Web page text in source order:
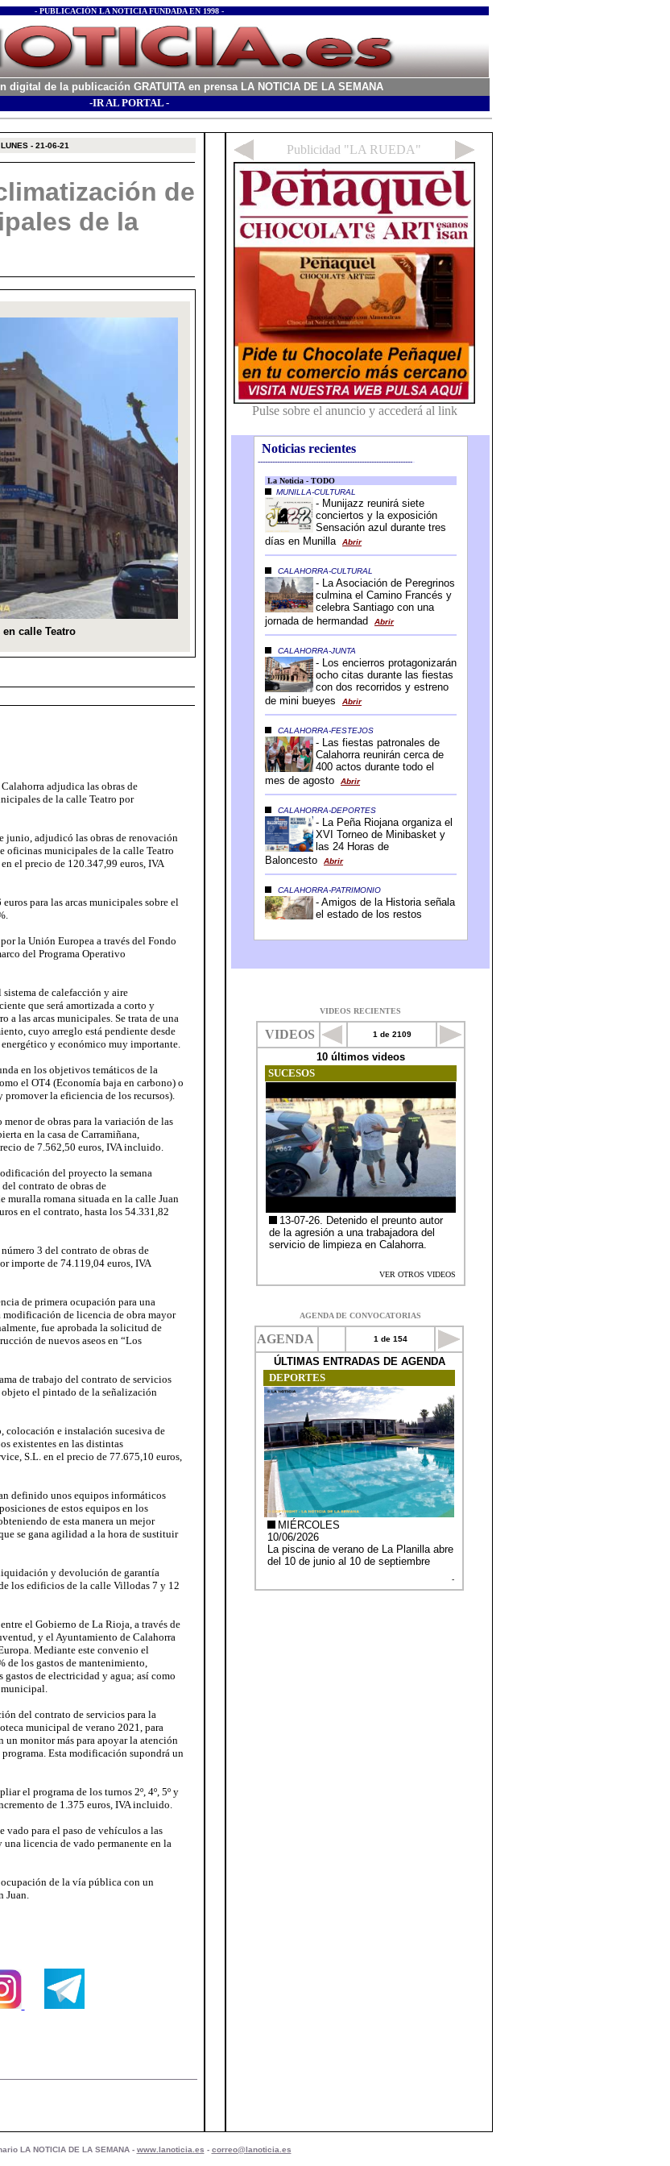
- PUBLICACIÓN LA NOTICIA FUNDADA EN 1998 -
digital de la publicación GRATUITA en prensa LA NOTICIA DE LA SEMANA
-IR AL PORTAL -
LUNES - 21-06-21
de
de la
adjudica las obras de
de la calle Teatro por
junio, adjudicó las obras de renovación
municipales de la calle Teatro
el precio de 120.347,99 euros, IVA
para las arcas municipales sobre el
la Unión Europea a través del Fondo
del Programa Operativo
de calefacción y aire
que será amortizada a corto y
a las arcas municipales. Se trata de una
cuyo arreglo está pendiente desde
y económico muy importante.
en los objetivos temáticos de la
el OT4 (Economía baja en carbono) o
la eficiencia de los recursos).
de obras para la variación de las
en la casa de Carramiñana,
de 7.562,50 euros, IVA incluido.
del proyecto la semana
contrato de obras de
muralla romana situada en la calle Juan
en el contrato, hasta los 54.331,82
3 del contrato de obras de
importe de 74.119,04 euros, IVA
de primera ocupación para una
modificación de licencia de obra mayor
fue aprobada la solicitud de
de nuevos aseos en “Los
de trabajo del contrato de servicios
el pintado de la señalización
colocación e instalación sucesiva de
existentes en las distintas
S.L. en el precio de 77.675,10 euros,
definido unos equipos informáticos
de estos equipos en los
de esta manera un mejor
se gana agilidad a la hora de sustituir
y devolución de garantía
los edificios de la calle Villodas 7 y 12
el Gobierno de La Rioja, a través de
y el Ayuntamiento de Calahorra
Mediante este convenio el
de los gastos de mantenimiento,
de electricidad y agua; así como
del contrato de servicios para la
municipal de verano 2021, para
un monitor más para apoyar la atención
Esta modificación supondrá un
el programa de los turnos 2º, 4º, 5º y
de 1.375 euros, IVA incluido.
vado para el paso de vehículos a las
licencia de vado permanente en la
de la vía pública con un
Juan.
Noticias recientes
-----------------------------------------------------------------
VIDEOS RECIENTES
AGENDA DE CONVOCATORIAS
LA NOTICIA DE LA SEMANA - www.lanoticia.es - correo@lanoticia.es